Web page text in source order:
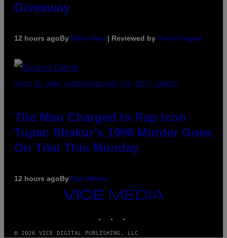
Giveaway
12 hours agoBy Maha Haq | Reviewed by Ysolt Usigan
PHOTO BY JOHN LOCHER/POOL/AFP VIA GETTY IMAGES
The Man Charged in Rap Icon
Tupac Shakur’s 1996 Murder Goes
On Trial This Monday
12 hours agoBy Dan Milam
VICE
© 2026 VICE DIGITAL PUBLISHING, LLC